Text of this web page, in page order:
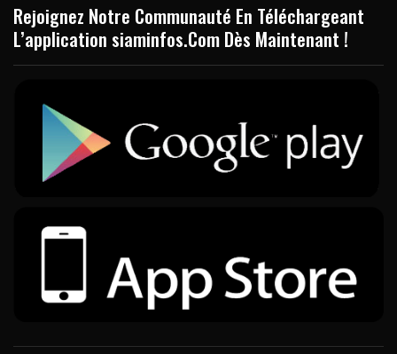
Rejoignez Notre Communauté En Téléchargeant
L’application siaminfos.Com Dès Maintenant !